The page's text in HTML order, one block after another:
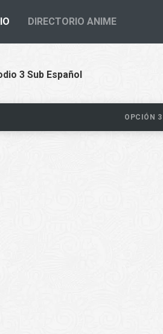
DIRECTORIO ANIME
3 Sub Español
OPCIÓN 3